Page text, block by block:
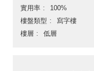
實用率
100%
樓盤類型
寫字樓
樓層
低層